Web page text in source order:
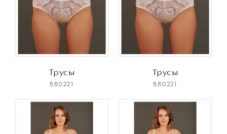
Трусы
880221
Трусы
880221